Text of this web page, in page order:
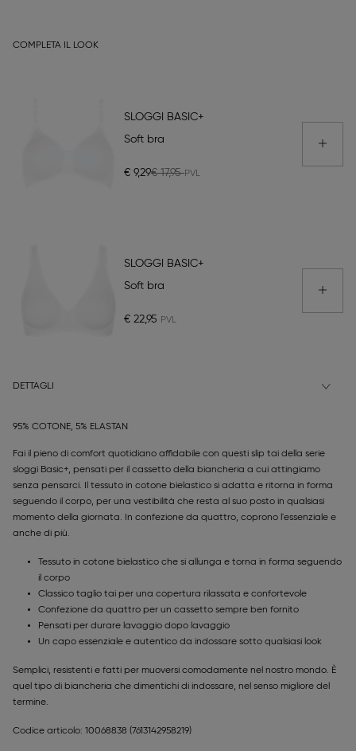
COMPLETA IL LOOK
SLOGGI BASIC+
Soft bra
€ 9,29€ 17,95
SLOGGI BASIC+
Soft bra
€ 22,95
DETTAGLI
95% COTONE, 5% ELASTAN
Fai il pieno di comfort quotidiano affidabile con questi slip tai della serie
sloggi Basic+, pensati per il cassetto della biancheria a cui attingiamo
senza pensarci. Il tessuto in cotone bielastico si adatta e ritorna in forma
seguendo il corpo, per una vestibilità che resta al suo posto in qualsiasi
momento della giornata. In confezione da quattro, coprono l'essenziale e
anche di più.
Tessuto in cotone bielastico che si allunga e torna in forma seguendo
il corpo
Classico taglio tai per una copertura rilassata e confortevole
Confezione da quattro per un cassetto sempre ben fornito
Pensati per durare lavaggio dopo lavaggio
Un capo essenziale e autentico da indossare sotto qualsiasi look
Semplici, resistenti e fatti per muoversi comodamente nel nostro mondo. È
quel tipo di biancheria che dimentichi di indossare, nel senso migliore del
termine.
Codice articolo: 10068838 (7613142958219)